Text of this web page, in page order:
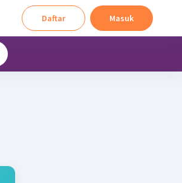
Daftar Masuk